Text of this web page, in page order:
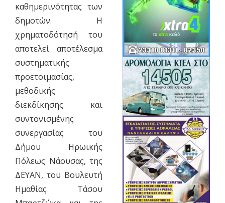
καθημερινότητας των
δημοτών. Η
χρηματοδότησή του
αποτελεί αποτέλεσμα
συστηματικής
προετοιμασίας,
μεθοδικής
διεκδίκησης και
συντονισμένης
συνεργασίας του
Δήμου Ηρωικής
Πόλεως Νάουσας, της
ΔΕΥΑΝ, του Βουλευτή
Ημαθίας Τάσου